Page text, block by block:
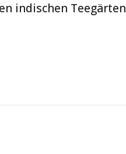
indischen Teegärten